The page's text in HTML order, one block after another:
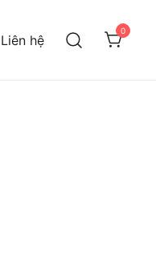
Liên hệ
0